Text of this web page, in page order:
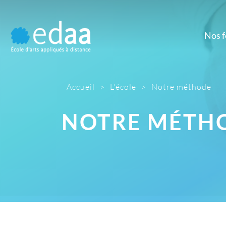
Nos
Accueil > L'école > Notre méthode
NOTRE